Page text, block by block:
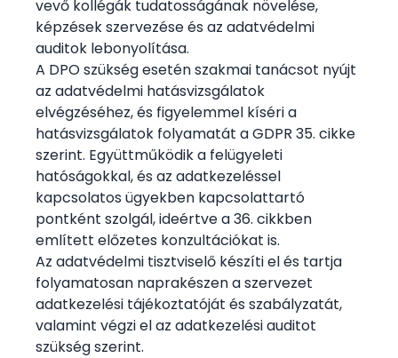
vevő kollégák tudatosságának növelése,
képzések szervezése és az adatvédelmi
auditok lebonyolítása.
A DPO szükség esetén szakmai tanácsot nyújt
az adatvédelmi hatásvizsgálatok
elvégzéséhez, és figyelemmel kíséri a
hatásvizsgálatok folyamatát a GDPR 35. cikke
szerint. Együttműködik a felügyeleti
hatóságokkal, és az adatkezeléssel
kapcsolatos ügyekben kapcsolattartó
pontként szolgál, ideértve a 36. cikkben
említett előzetes konzultációkat is.
Az adatvédelmi tisztviselő készíti el és tartja
folyamatosan naprakészen a szervezet
adatkezelési tájékoztatóját és szabályzatát,
valamint végzi el az adatkezelési auditot
szükség szerint.